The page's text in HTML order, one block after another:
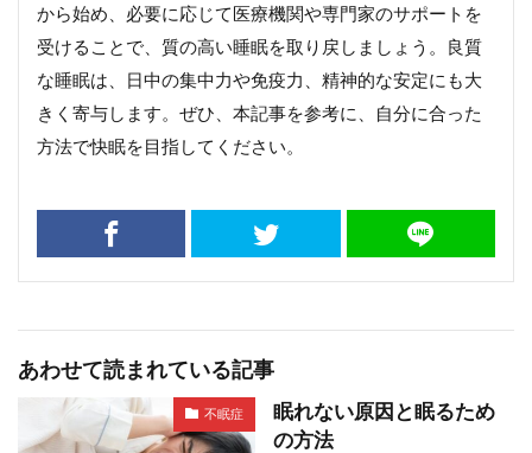
から始め、必要に応じて医療機関や専門家のサポートを
受けることで、質の高い睡眠を取り戻しましょう。良質
な睡眠は、日中の集中力や免疫力、精神的な安定にも大
きく寄与します。ぜひ、本記事を参考に、自分に合った
方法で快眠を目指してください。
あわせて読まれている記事
不眠症
眠れない原因と眠るため
の方法